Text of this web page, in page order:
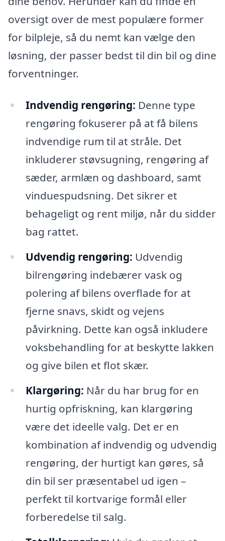
oversigt over de mest populære former
for bilpleje, så du nemt kan vælge den
løsning, der passer bedst til din bil og dine
forventninger.
Indvendig rengøring: Denne type
rengøring fokuserer på at få bilens
indvendige rum til at stråle. Det
inkluderer støvsugning, rengøring af
sæder, armlæn og dashboard, samt
vinduespudsning. Det sikrer et
behageligt og rent miljø, når du sidder
bag rattet.
Udvendig rengøring: Udvendig
bilrengøring indebærer vask og
polering af bilens overflade for at
fjerne snavs, skidt og vejens
påvirkning. Dette kan også inkludere
voksbehandling for at beskytte lakken
og give bilen et flot skær.
Klargøring: Når du har brug for en
hurtig opfriskning, kan klargøring
være det ideelle valg. Det er en
kombination af indvendig og udvendig
rengøring, der hurtigt kan gøres, så
din bil ser præsentabel ud igen –
perfekt til kortvarige formål eller
forberedelse til salg.